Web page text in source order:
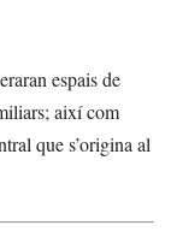
espais de
així com
que s’origina al